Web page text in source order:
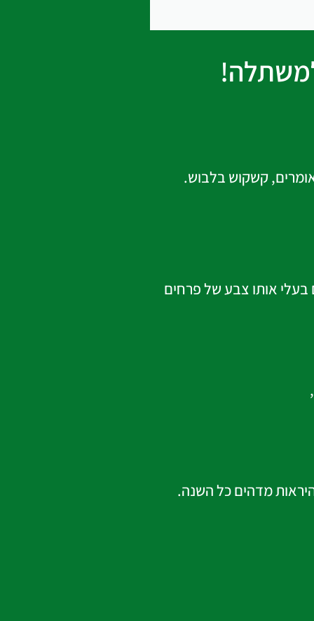
קשקוש בלבוש.
בעלי אותו צבע של פרחים
מדהים כל השנה.